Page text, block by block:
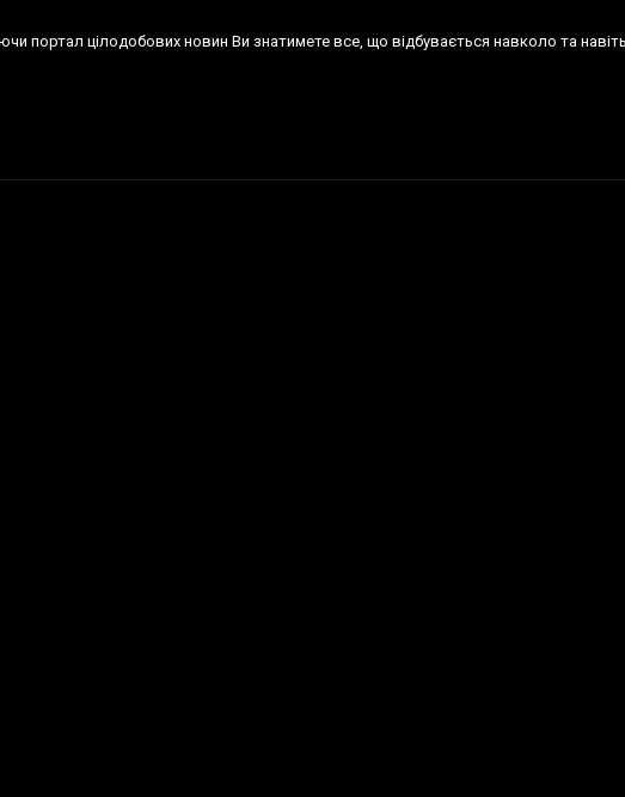
портал цілодобових новин Ви знатимете все, що відбувається навколо та